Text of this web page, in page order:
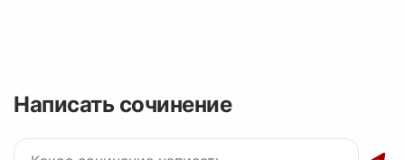
Написать сочинение